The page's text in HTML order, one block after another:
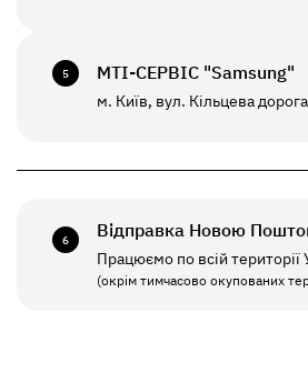
До цього відділення можлива
+380(67)550-7639
5 МТI-СЕРВІС "Samsung"
м. Київ, вул. Кільцева
+380(67)550-7641
ПН - ПТ
СБ - НД
11:00 - 19:00
6 Відправка Новою
Працюємо по всій території
(окрім тимчасово окупованих